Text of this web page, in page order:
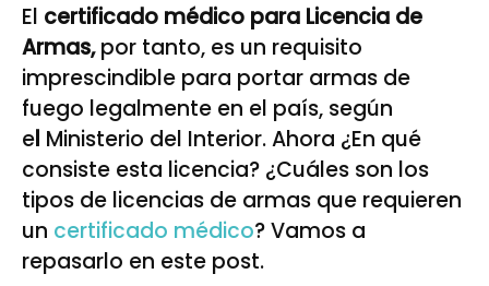
El certificado médico para Licencia de
Armas,por tanto, es un requisito
imprescindible para portar armas de
fuego legalmente en el país, según
el Ministerio del Interior. Ahora ¿En qué
consiste esta licencia? ¿Cuáles son los
tipos de licencias de armas que requieren
un certificado médico? Vamos a
repasarlo en este post.